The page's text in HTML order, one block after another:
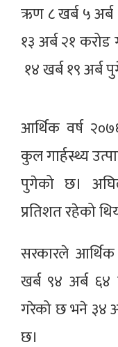
ऋण ८ खर्ब ५
१३ अर्ब २१
१४ खर्ब १९ अर्ब
आर्थिक वर्ष
कुल गार्हस्थ्य
पुगेको छ।
प्रतिशत रहेको
सरकारले
खर्ब ९४ अर्ब
गरेको छ भने ३४
छ।